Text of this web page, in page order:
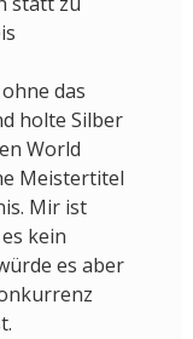
das
holte Silber
World
Meistertitel
Mir ist
kein
es aber